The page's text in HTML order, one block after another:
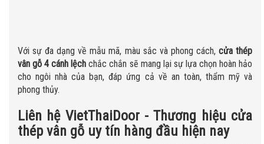
Với sự đa dạng về mẫu mã, màu sắc và phong cách, cửa thép
vân gỗ 4 cánh lệch chắc chắn sẽ mang lại sự lựa chọn hoàn hảo
cho ngôi nhà của bạn, đáp ứng cả về an toàn, thẩm mỹ và
phong thủy.
Liên hệ VietThaiDoor - Thương hiệu cửa
thép vân gỗ uy tín hàng đầu hiện nay